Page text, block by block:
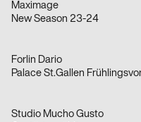
Maximage
New Season 23-24
Forlin Dario
Palace St.Gallen
Studio Mucho Gusto